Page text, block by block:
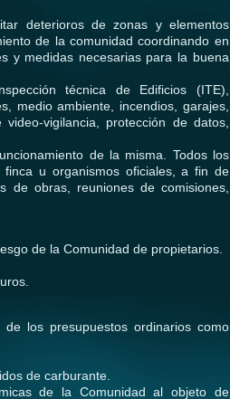
deterioros de zonas y elementos
de la comunidad coordinando en
y medidas necesarias para la buena
técnica de Edificios (ITE),
medio ambiente, incendios, garajes,
vigilancia, protección de datos,
de la misma. Todos los
finca u organismos oficiales, a fin de
de obras, reuniones de comisiones,
de la Comunidad de propietarios.
los presupuestos ordinarios como
de carburante.
de la Comunidad al objeto de